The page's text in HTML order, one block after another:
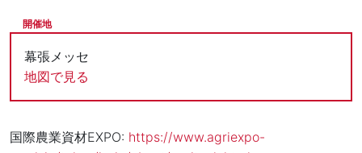
開催地
幕張メッセ
地図で見る
国際農業資材EXPO: https://www.agriexpo-